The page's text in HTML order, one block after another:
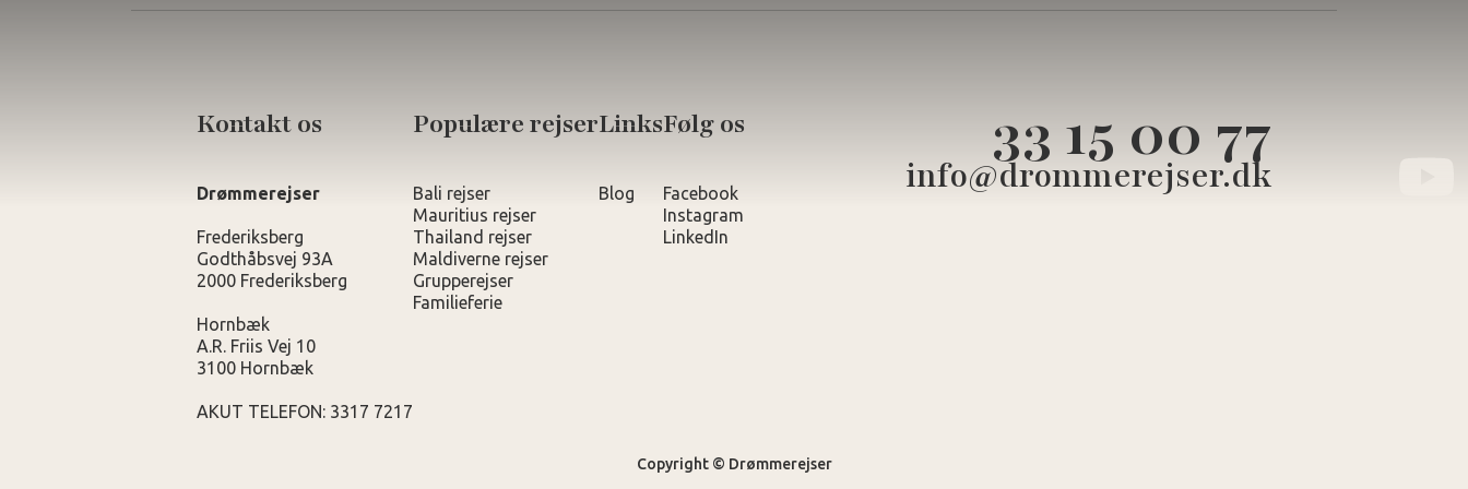
Kontakt os
Drømmerejser
Frederiksberg
Godthåbsvej 93A
2000 Frederiksberg
Hornbæk
A.R. Friis Vej 10
3100 Hornbæk
AKUT TELEFON: 3317 7217
Populære rejser
Bali rejser
Mauritius rejser
Thailand rejser
Maldiverne rejser
Grupperejser
Familieferie
Links
Blog
Følg os
Facebook
Instagram
LinkedIn
33 15 00 77
info@drommerejser.dk
Copyright © Drømmerejser